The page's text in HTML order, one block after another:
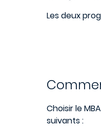
Les deux
Choisir le
suivants :